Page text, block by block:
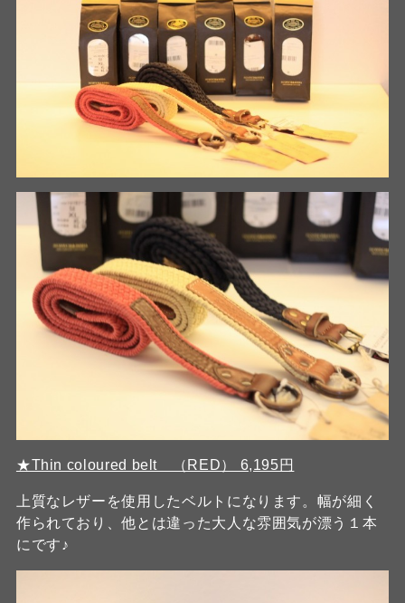
★Thin coloured belt （RED） 6,195円
上質なレザーを使用したベルトになります。幅が細く
作られており、他とは違った大人な雰囲気が漂う１本
にです♪